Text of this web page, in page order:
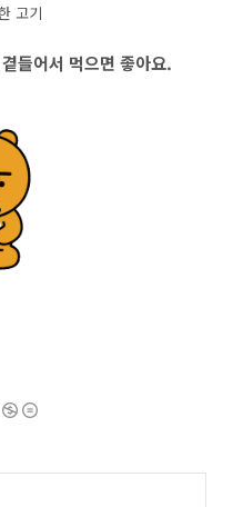
고기
들어서 먹으면 좋아요.